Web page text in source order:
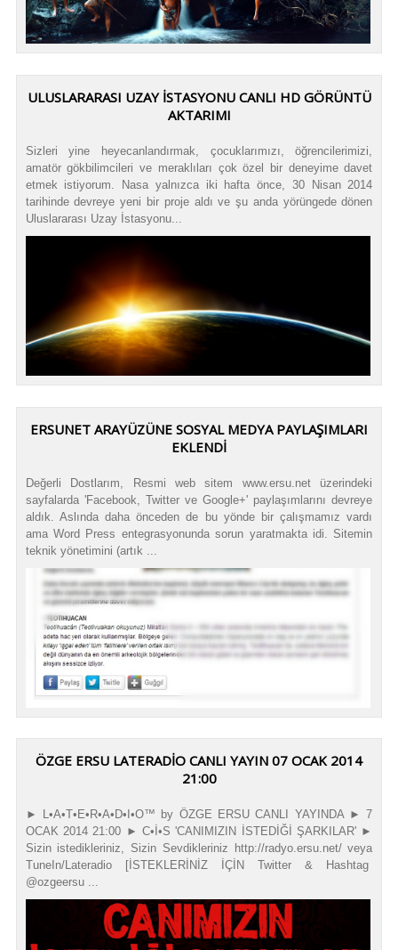
ULUSLARARASI UZAY İSTASYONU CANLI HD GÖRÜNTÜ
AKTARIMI
Sizleri yine heyecanlandırmak, çocuklarımızı, öğrencilerimizi,
amatör gökbilimcileri ve meraklıları çok özel bir deneyime davet
etmek istiyorum. Nasa yalnızca iki hafta önce, 30 Nisan 2014
tarihinde devreye yeni bir proje aldı ve şu anda yörüngede dönen
Uluslararası Uzay İstasyonu...
ERSUNET ARAYÜZÜNE SOSYAL MEDYA PAYLAŞIMLARI
EKLENDI
Değerli Dostlarım, Resmi web sitem www.ersu.net üzerindeki
sayfalarda 'Facebook, Twitter ve Google+' paylaşımlarını devreye
aldık. Aslında daha önceden de bu yönde bir çalışmamız vardı
ama Word Press entegrasyonunda sorun yaratmakta idi. Sitemin
teknik yönetimini (artık ...
ÖZGE ERSU LATERADIO CANLI YAYIN 07 OCAK 2014
21:00
► L•A•T•E•R•A•D•I•O™ by ÖZGE ERSU CANLI YAYINDA ► 7
OCAK 2014 21:00 ► C•İ•S 'CANIMIZIN İSTEDİĞİ ŞARKILAR' ►
Sizin istedikleriniz, Sizin Sevdikleriniz http://radyo.ersu.net/ veya
TuneIn/Lateradio [İSTEKLERİNİZ İÇİN Twitter & Hashtag
@ozgeersu ...